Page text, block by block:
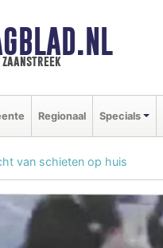
zaanstreek
Regionaal Specials
van schieten op huis